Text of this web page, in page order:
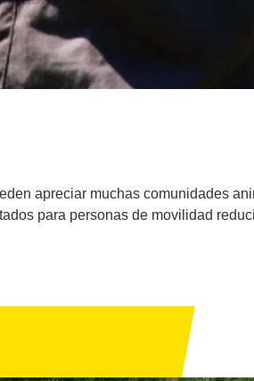
apreciar muchas comunidades
para personas de movilidad